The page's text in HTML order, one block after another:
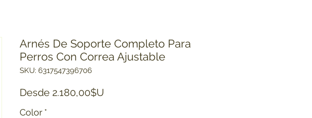
Arnés De Soporte Completo Para
Perros Con Correa Ajustable
SKU: 6317547396706
Desde 2.180,00$U
Color *